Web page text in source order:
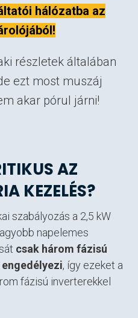
hálózatba az
részletek általában
ezt most muszáj
akar pórul járni!
AZ
KEZELÉS?
szabályozás a 2,5 kW
napelemes
csak három fázisú
, így ezeket a
fázisú inverterekkel